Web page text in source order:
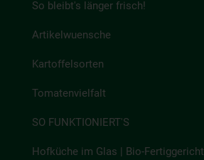
So bleibt's länger frisch!
Artikelwuensche
Kartoffelsorten
Tomatenvielfalt
SO FUNKTIONIERT'S
Hofküche im Glas | Bio-